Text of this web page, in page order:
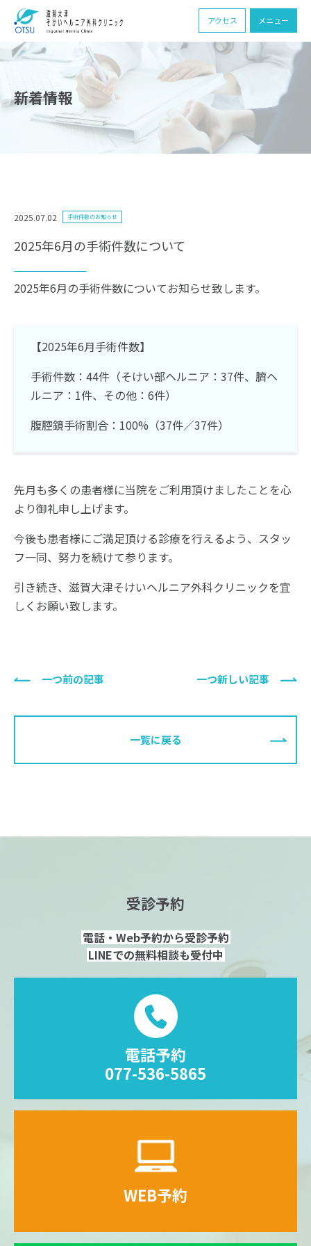
アクセス メニュー
新着情報
2025.07.02 手術件数のお知らせ
2025年6月の手術件数について
2025年6月の手術件数についてお知らせ致します。
【2025年6月手術件数】
手術件数：44件（そけい部ヘルニア：37件、臍ヘ
ルニア：1件、その他：6件）
腹腔鏡手術割合：100%（37件／37件）
先月も多くの患者様に当院をご利用頂けましたことを心
より御礼申し上げます。
今後も患者様にご満足頂ける診療を行えるよう、スタッ
フ一同、努力を続けて参ります。
引き続き、滋賀大津そけいヘルニア外科クリニックを宜
しくお願い致します。
一つ前の記事 一つ新しい記事
一覧に戻る
受診予約
電話・Web予約から受診予約
LINEでの無料相談も受付中
電話予約
077-536-5865
WEB予約